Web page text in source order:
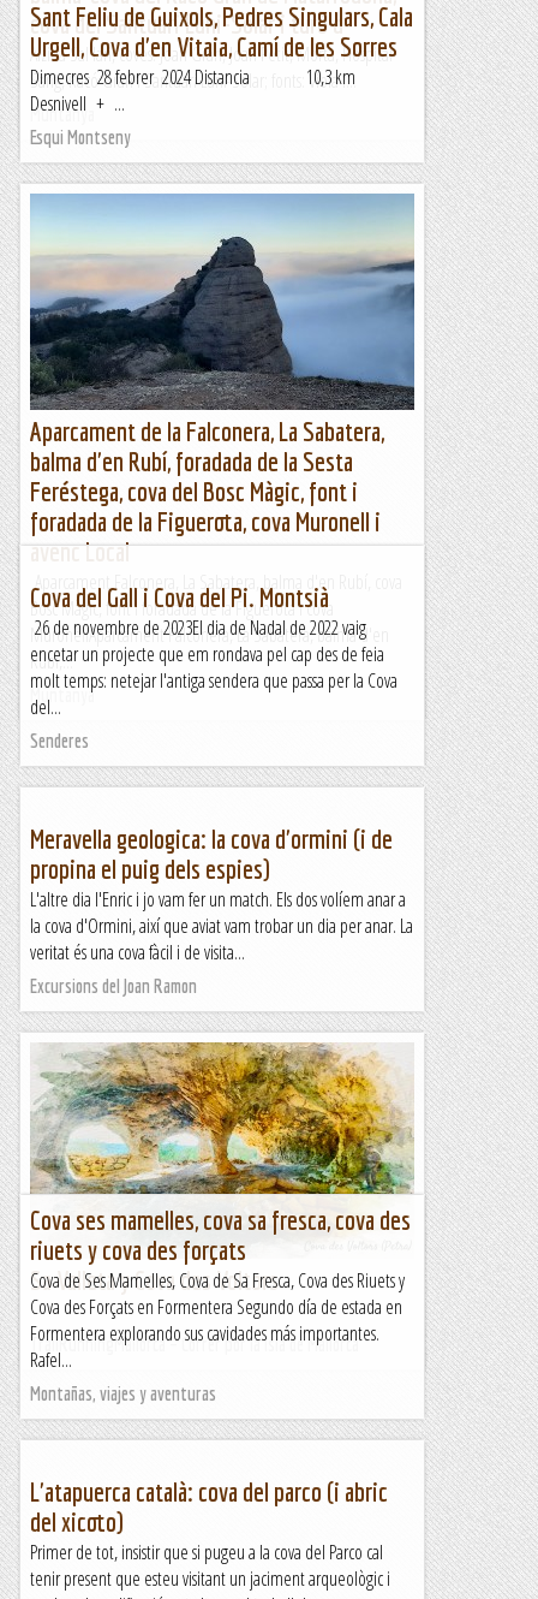
cova del Santuari Luni-Solar i turó d
Alzina Sal·lari, coves: Joan Gran, Joan Petit, Morta, Hospital
Sang, Racó Gran i Santuari Luni-Solar; fonts: Viola i...
Muntanya
Sant Feliu de Guixols, Pedres Singulars, Cala
Urgell, Cova d'en Vitaia, Camí de les Sorres
Dimecres 28 febrer 2024 Distancia 10,3 km
Desnivell + ...
Esqui Montseny
Aparcament de la Falconera, La Sabatera,
balma d'en Rubí, foradada de la Sesta
Feréstega, cova del Bosc Màgic, font i
foradada de la Figuerota, cova Muronell i
avenc Local
Aparcament Falconera, La Sabatera, balma d'en Rubí, cova
Bosc Màgic, font i foradada de la Figuerota i cova
MuronellAparcament Falconera, La Sabatera, balma d'en
Rubí,...
Muntanya
Cova del Gall i Cova del Pi. Montsià
26 de novembre de 2023El dia de Nadal de 2022 vaig
encetar un projecte que em rondava pel cap des de feia
molt temps: netejar l'antiga sendera que passa per la Cova
del...
Senderes
Meravella geologica: la cova d'ormini (i de
propina el puig dels espies)
L'altre dia l'Enric i jo vam fer un match. Els dos volíem anar a
la cova d'Ormini, així que aviat vam trobar un dia per anar. La
veritat és una cova fàcil i de visita...
Excursions del Joan Ramon
Sa Valleta y Cova des Voltors
TrailRunningMallorca – Correr por la isla de Mallorca
Cova ses mamelles, cova sa fresca, cova des
riuets y cova des forçats
Cova de Ses Mamelles, Cova de Sa Fresca, Cova des Riuets y
Cova des Forçats en Formentera Segundo día de estada en
Formentera explorando sus cavidades más importantes.
Rafel...
Montañas, viajes y aventuras
L'atapuerca català: cova del parco (i abric
del xicoto)
Primer de tot, insistir que si pugeu a la cova del Parco cal
tenir present que esteu visitant un jaciment arqueològic i